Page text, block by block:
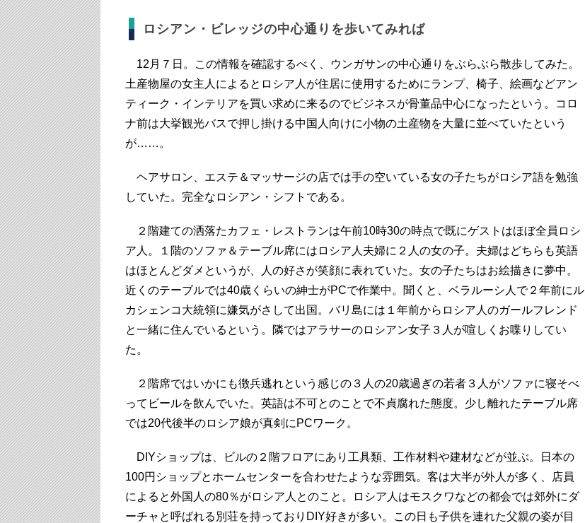
ロシアン・ビレッジの中心通りを歩いてみれば
12月７日。この情報を確認するべく、ウンガサンの中心通りをぶらぶら散歩してみた。
土産物屋の女主人によるとロシア人が住居に使用するためにランプ、椅子、絵画などアン
ティーク・インテリアを買い求めに来るのでビジネスが骨董品中心になったという。コロ
ナ前は大挙観光バスで押し掛ける中国人向けに小物の土産物を大量に並べていたという
が……。
ヘアサロン、エステ＆マッサージの店では手の空いている女の子たちがロシア語を勉強
していた。完全なロシアン・シフトである。
２階建ての洒落たカフェ・レストランは午前10時30の時点で既にゲストはほぼ全員ロシ
ア人。１階のソファ＆テーブル席にはロシア人夫婦に２人の女の子。夫婦はどちらも英語
はほとんどダメというが、人の好さが笑顔に表れていた。女の子たちはお絵描きに夢中。
近くのテーブルでは40歳くらいの紳士がPCで作業中。聞くと、ベラルーシ人で２年前にル
カシェンコ大統領に嫌気がさして出国。バリ島には１年前からロシア人のガールフレンド
と一緒に住んでいるという。隣ではアラサーのロシアン女子３人が喧しくお喋りしてい
た。
２階席ではいかにも徴兵逃れという感じの３人の20歳過ぎの若者３人がソファに寝そべ
ってビールを飲んでいた。英語は不可とのことで不貞腐れた態度。少し離れたテーブル席
では20代後半のロシア娘が真剣にPCワーク。
DIYショップは、ビルの２階フロアにあり工具類、工作材料や建材などが並ぶ。日本の
100円ショップとホームセンターを合わせたような雰囲気。客は大半が外人が多く、店員
によると外国人の80％がロシア人とのこと。ロシア人はモスクワなどの都会では郊外にダ
ーチャと呼ばれる別荘を持っておりDIY好きが多い。この日も子供を連れた父親の姿が目